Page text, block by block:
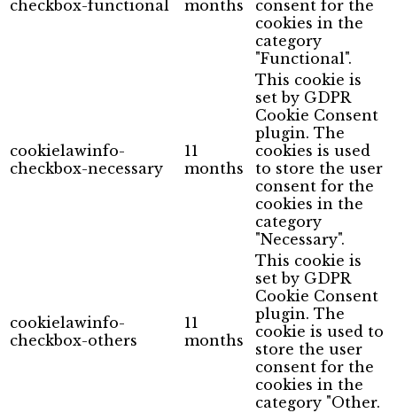
checkbox-functional months
consent for the
cookies in the
category
"Functional".
cookielawinfo-
checkbox-necessary
11
months
This cookie is
set by GDPR
Cookie Consent
plugin. The
cookies is used
to store the user
consent for the
cookies in the
category
"Necessary".
cookielawinfo-
checkbox-others
11
months
This cookie is
set by GDPR
Cookie Consent
plugin. The
cookie is used to
store the user
consent for the
cookies in the
category "Other.